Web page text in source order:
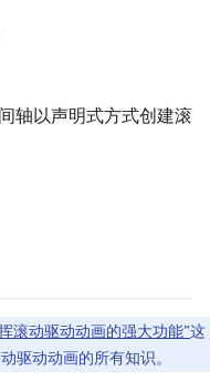
轴以声明式方式创建滚
滚动驱动动画的强大功能”这
驱动动画的所有知识。